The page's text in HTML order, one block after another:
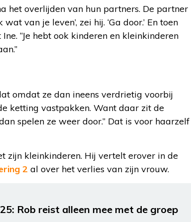
het overlijden van hun partners. De partner
van je leven’, zei hij. ‘Ga door.’ En toen
“Je hebt ook kinderen en kleinkinderen
omdat ze dan ineens verdrietig voorbij
ketting vastpakken. Want daar zit de
spelen ze weer door.” Dat is voor haarzelf
zijn kleinkinderen. Hij vertelt erover in de
2 al over het verlies van zijn vrouw.
Rob reist alleen mee met de groep